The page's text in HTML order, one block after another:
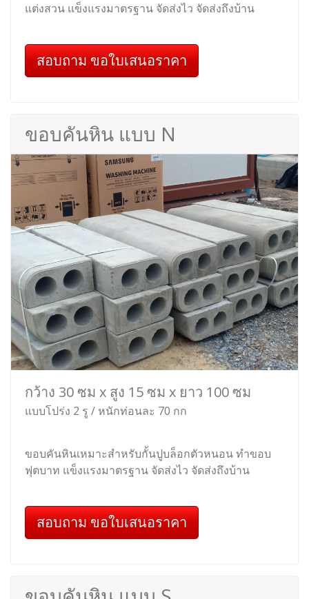
แต่งสวน แข็งแรงมาตรฐาน จัดส่งไว จัดส่งถึงบ้าน
สอบถาม ขอใบเสนอราคา
ขอบคันหิน แบบ N
กว้าง 30 ซม x สูง 15 ซม x ยาว 100 ซม
แบบโปร่ง 2 รู / หนักท่อนละ 70 กก
ขอบคันหินเหมาะสำหรับกั้นปูบล็อกตัวหนอน ทำขอบ
ฟุตบาท แข็งแรงมาตรฐาน จัดส่งไว จัดส่งถึงบ้าน
สอบถาม ขอใบเสนอราคา